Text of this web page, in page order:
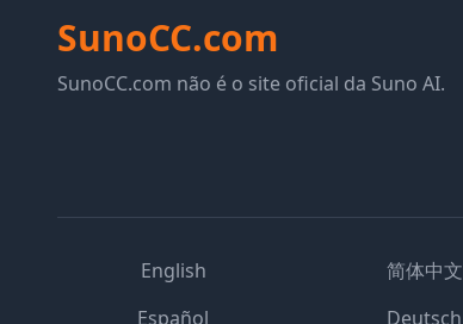
SunoCC.com
SunoCC.com não é o site oficial da Suno AI.
English 简体中文
Español
Deutsch